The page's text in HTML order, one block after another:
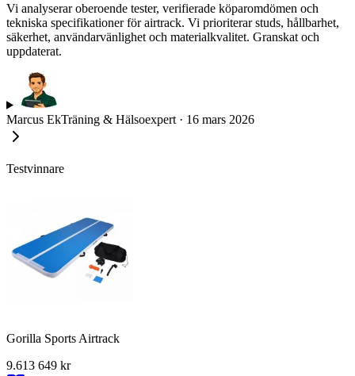
Vi analyserar oberoende tester, verifierade köparomdömen och
tekniska specifikationer för airtrack. Vi prioriterar studs, hållbarhet,
säkerhet, användarvänlighet och materialkvalitet. Granskat och
uppdaterat.
Marcus EkTräning & Hälsoexpert · 16 mars 2026
Testvinnare
Gorilla Sports Airtrack
9.613 649 kr